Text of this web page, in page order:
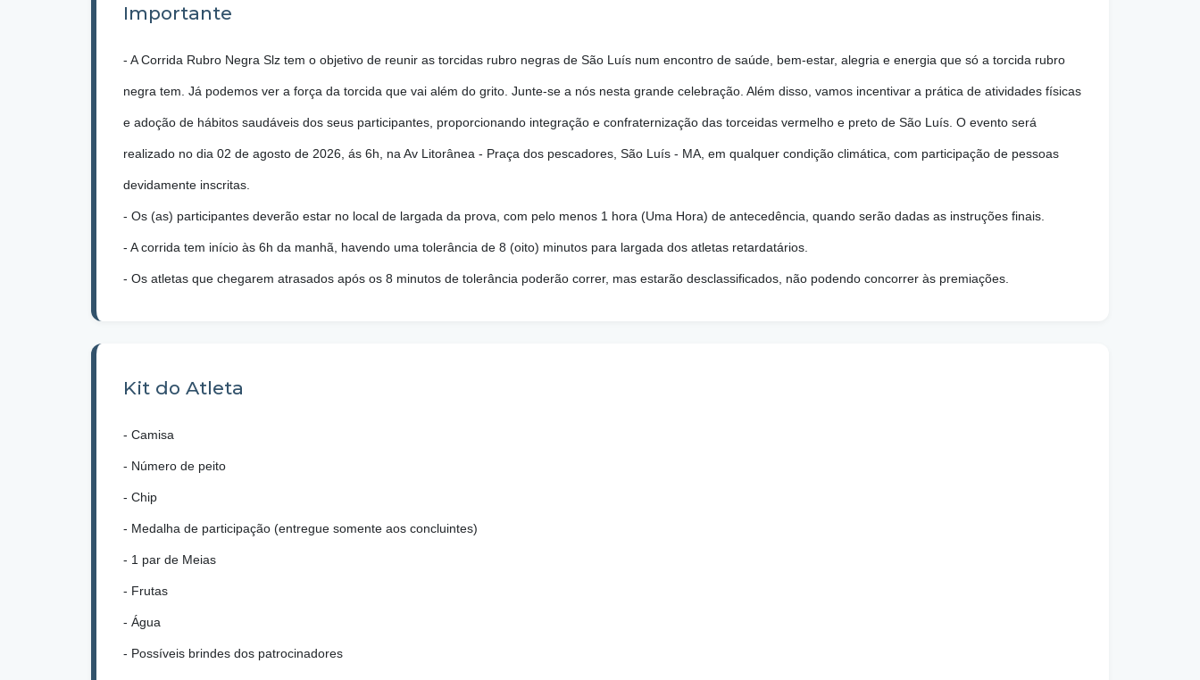
Importante
- A Corrida Rubro Negra Slz tem o objetivo de reunir as torcidas rubro negras de São Luís num encontro de saúde, bem-estar, alegria e energia que só a torcida rubro
negra tem. Já podemos ver a força da torcida que vai além do grito. Junte-se a nós nesta grande celebração. Além disso, vamos incentivar a prática de atividades físicas
e adoção de hábitos saudáveis dos seus participantes, proporcionando integração e confraternização das torceidas vermelho e preto de São Luís. O evento será
realizado no dia 02 de agosto de 2026, ás 6h, na Av Litorânea - Praça dos pescadores, São Luís - MA, em qualquer condição climática, com participação de pessoas
devidamente inscritas.
- Os (as) participantes deverão estar no local de largada da prova, com pelo menos 1 hora (Uma Hora) de antecedência, quando serão dadas as instruções finais.
- A corrida tem início às 6h da manhã, havendo uma tolerância de 8 (oito) minutos para largada dos atletas retardatários.
- Os atletas que chegarem atrasados após os 8 minutos de tolerância poderão correr, mas estarão desclassificados, não podendo concorrer às premiações.
Kit do Atleta
- Camisa
- Número de peito
- Chip
- Medalha de participação (entregue somente aos concluintes)
- 1 par de Meias
- Frutas
- Água
- Possíveis brindes dos patrocinadores